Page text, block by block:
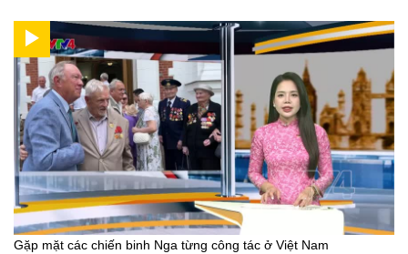
Gặp mặt các chiến binh Nga từng công tác ở Việt Nam